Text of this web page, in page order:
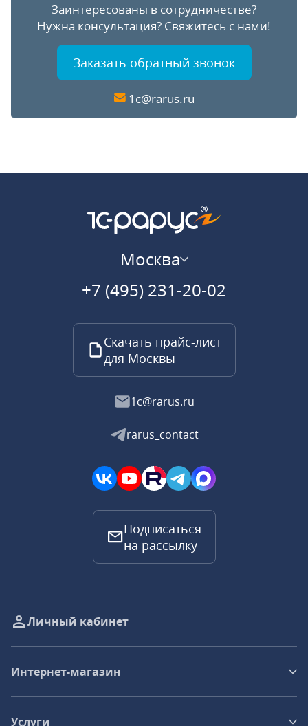
Заинтересованы в сотрудничестве?
Нужна консультация? Свяжитесь с нами!
Заказать обратный звонок
1c@rarus.ru
Москва
+7 (495) 231-20-02
Скачать прайс-лист
для Москвы
1c@rarus.ru
rarus_contact
Подписаться
на рассылку
Личный кабинет
Интернет-магазин
Услуги